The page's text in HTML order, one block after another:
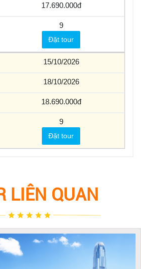
17.690.000
9
Đặt tour
15/10/2026
18/10/2026
18.690.000
9
Đặt tour
LIÊN QUAN